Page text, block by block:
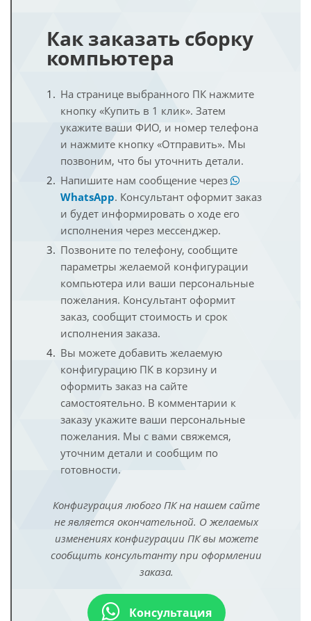
Как заказать сборку
компьютера
На странице выбранного ПК нажмите
кнопку «Купить в 1 клик». Затем
укажите ваши ФИО, и номер телефона
и нажмите кнопку «Отправить». Мы
позвоним, что бы уточнить детали.
Напишите нам сообщение через
WhatsApp. Консультант оформит заказ
и будет информировать о ходе его
исполнения через мессенджер.
Позвоните по телефону, сообщите
параметры желаемой конфигурации
компьютера или ваши персональные
пожелания. Консультант оформит
заказ, сообщит стоимость и срок
исполнения заказа.
Вы можете добавить желаемую
конфигурацию ПК в корзину и
оформить заказ на сайте
самостоятельно. В комментарии к
заказу укажите ваши персональные
пожелания. Мы с вами свяжемся,
уточним детали и сообщим по
готовности.
Конфигурация любого ПК на нашем сайте
не является окончательной. О желаемых
изменениях конфигурации ПК вы можете
сообщить консультанту при оформлении
заказа.
Консультация